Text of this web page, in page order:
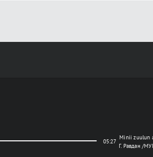
05:27
Minii zuulun
Г. Равдан /